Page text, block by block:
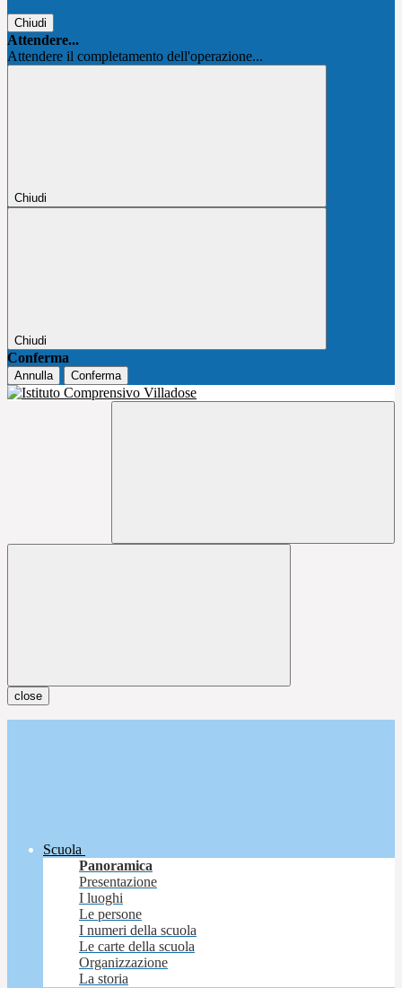
Chiudi
Attendere...
Attendere il completamento dell'operazione...
Chiudi
Chiudi
Conferma
Annulla Conferma
close
Scuola
Panoramica
Presentazione
I luoghi
Le persone
I numeri della scuola
Le carte della scuola
Organizzazione
La storia